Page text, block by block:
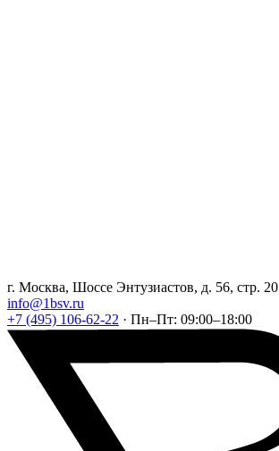
г. Москва, Шоссе Энтузиастов, д. 56, стр. 20
info@1bsv.ru
+7 (495) 106-62-22 · Пн–Пт: 09:00–18:00